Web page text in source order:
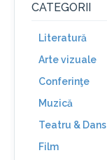
CATEGORII
Literatură
Arte vizuale
Conferinţe
Muzică
Teatru & Dans
Film